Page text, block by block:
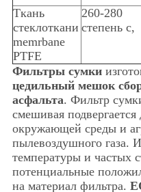
Ткань
стеклоткани
memrbane
PTFE
260-280
степень c,
Фильтры сумки
цедильный мешок
асфальта. Фильтр
смешивая
окружающей среды и
пылевоздушного газа.
температуры и частых
потенциальные
на материал фильтра.